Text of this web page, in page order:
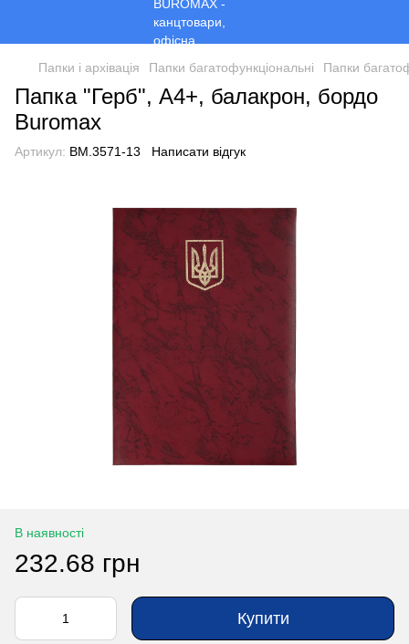
Папки і архівація Папки багатофункціональні Папки
Папка "Герб", А4+, балакрон, бордо
Buromax
Артикул: BM.3571-13 Написати відгук
В наявності
232.68 грн
Купити